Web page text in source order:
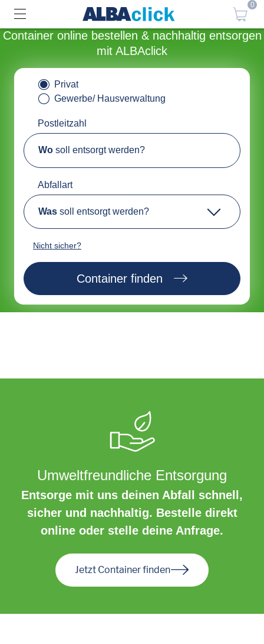
0
Container online bestellen & nachhaltig entsorgen
mit ALBAclick
Privat
Gewerbe/ Hausverwaltung
Postleitzahl
Wo soll entsorgt werden?
Abfallart
Was soll entsorgt werden?
Nicht sicher?
Container finden
Umweltfreundliche Entsorgung
Entsorge mit uns deinen Abfall schnell,
sicher und nachhaltig. Bestelle direkt
online oder stelle deine Anfrage.
Jetzt Container finden